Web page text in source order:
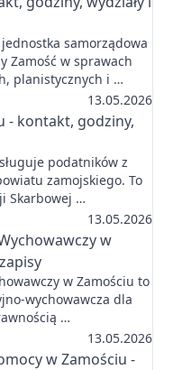
samorządowa
Zamość w sprawach
planistycznych i …
13.05.2026
- kontakt, godziny,
podatników z
zamojskiego. To
Skarbowej …
13.05.2026
w
w Zamościu to
wychowawcza dla
…
13.05.2026
w Zamościu -